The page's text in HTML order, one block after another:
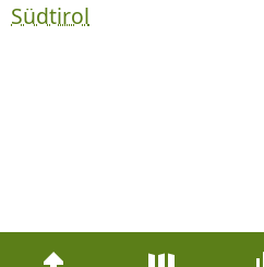
Südtirol